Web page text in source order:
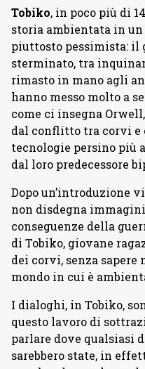
Tobiko, in poco più di
storia ambientata in
piuttosto pessimista: il
sterminato, tra
rimasto in mano agli
hanno messo molto a
come ci insegna
dal conflitto tra corvi e
tecnologie persino più
dal loro predecessore
Dopo un’introduzione
non disdegna
conseguenze della
di Tobiko, giovane
dei corvi, senza
mondo in cui è
I dialoghi, in Tobiko,
questo lavoro di
parlare dove qualsiasi
sarebbero state, in